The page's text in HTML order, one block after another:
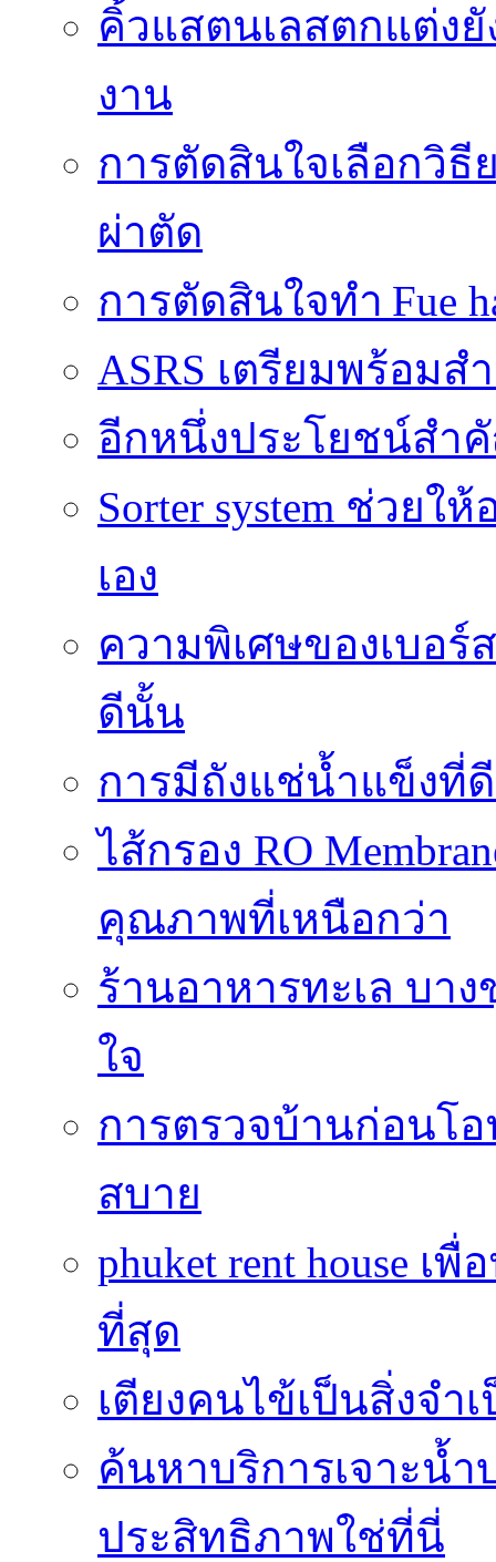
คิ้วแสตนเลสตกแต่ง
งาน
การตัดสินใจเลือกวิ
ผ่าตัด
การตัดสินใจทำ Fue
ASRS เตรียมพร้อม
อีกหนึ่งประโยชน์สำคั
Sorter system ช่วย
เอง
ความพิเศษของเบอ
ดีนั้น
การมีถังแช่น้ำแข็งที่
ไส้กรอง RO
คุณภาพที่เหนือกว่า
ร้านอาหารทะเล บา
ใจ
การตรวจบ้านก่อนโ
สบาย
phuket rent house
ที่สุด
เตียงคนไข้เป็นสิ่งจำ
ค้นหาบริการเจาะน้
ประสิทธิภาพใช่ที่นี่